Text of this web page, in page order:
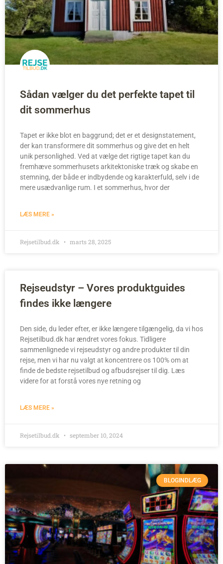
Sådan vælger du det perfekte tapet til
dit sommerhus
Tapet er ikke blot en baggrund; det er et designstatement,
der kan transformere dit sommerhus og give det en helt
unik personlighed. Ved at vælge det rigtige tapet kan du
fremhæve sommerhusets arkitektoniske træk og skabe en
stemning, der både er indbydende og karakterfuld, selv i de
mere usædvanlige rum. I et sommerhus, hvor der
LÆS MERE »
Rejsetilbud.dk marts 28, 2025
Rejseudstyr – Vores produktguides
findes ikke længere
Den side, du leder efter, er ikke længere tilgængelig, da vi hos
Rejsetilbud.dk har ændret vores fokus. Tidligere
sammenlignede vi rejseudstyr og andre produkter til din
rejse, men vi har nu valgt at koncentrere os 100% om at
finde de bedste rejsetilbud og afbudsrejser til dig. Læs
videre for at forstå vores nye retning og
LÆS MERE »
Rejsetilbud.dk september 10, 2024
BLOGINDLÆG